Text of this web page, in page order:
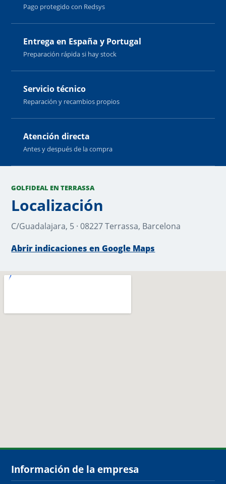
Pago protegido con Redsys
Entrega en España y Portugal
Preparación rápida si hay stock
Servicio técnico
Reparación y recambios propios
Atención directa
Antes y después de la compra
GOLFIDEAL EN TERRASSA
Localización
C/Guadalajara, 5 · 08227 Terrassa, Barcelona
Abrir indicaciones en Google Maps
Información de la empresa